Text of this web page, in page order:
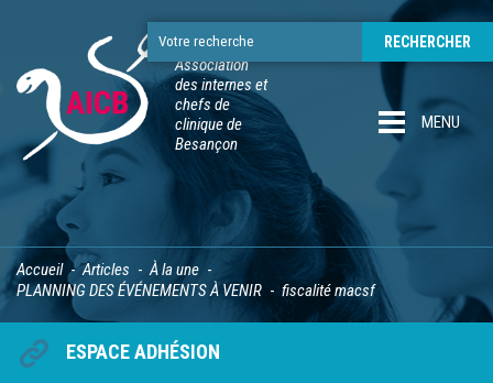
Association
des internes et
chefs de
clinique de
Besançon
MENU
Accueil Articles
À la une
PLANNING DES ÉVÉNEMENTS À VENIR
fiscalité macsf
ESPACE ADHÉSION